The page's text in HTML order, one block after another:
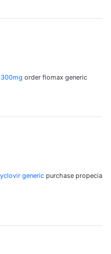
order flomax generic
generic purchase propecia